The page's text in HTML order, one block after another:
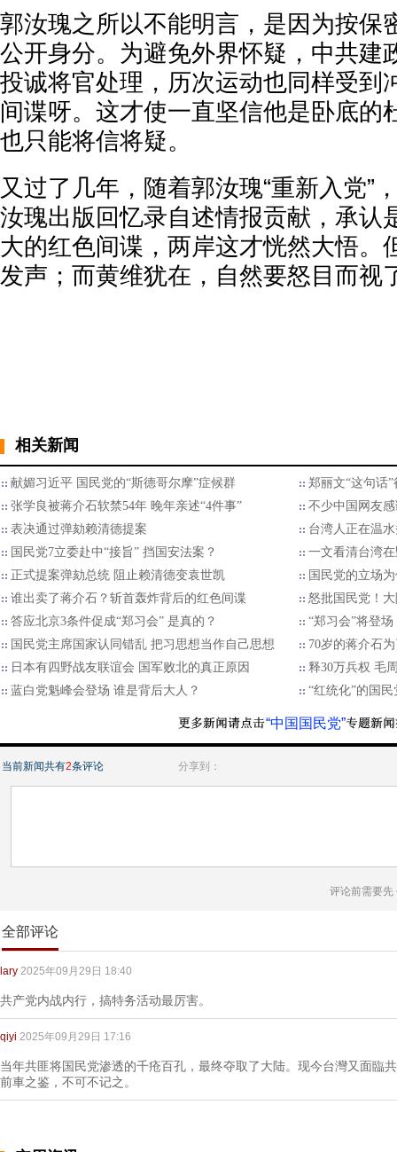
郭汝瑰之所以不能明言，是因为按保
公开身分。为避免外界怀疑，中共建
投诚将官处理，历次运动也同样受到
间谍呀。这才使一直坚信他是卧底的
也只能将信将疑。
又过了几年，随着郭汝瑰“重新入党”
汝瑰出版回忆录自述情报贡献，承认
大的红色间谍，两岸这才恍然大悟。
发声；而黄维犹在，自然要怒目而视
相关新闻
献媚习近平 国民党的“斯德哥尔摩”症候群
郑丽文“这句话
张学良被蒋介石软禁54年 晚年亲述“4件事”
不少中国网友
表决通过弹劾赖清德提案
台湾人正在温
国民党7立委赴中“接旨” 挡国安法案？
一文看清台湾
正式提案弹劾总统 阻止赖清德变袁世凯
国民党的立场
谁出卖了蒋介石？斩首轰炸背后的红色间谍
怒批国民党！
答应北京3条件促成“郑习会” 是真的？
“郑习会”将登
国民党主席国家认同错乱 把习思想当作自己思想
70岁的蒋介石
日本有四野战友联谊会 国军败北的真正原因
释30万兵权 毛
蓝白党魁峰会登场 谁是背后大人？
“红统化”的国
“中国国民党”
当前新闻共有2条评论 分享到：
评论前需要先
全部评论
lary 2025年09月29日 18:40
共产党内战内行，搞特务活动最厉害。
qiyi 2025年09月29日 17:16
当年共匪将国民党渗透的千疮百孔，最终夺取了大陆。现今台灣又面臨
前車之鉴，不可不记之。